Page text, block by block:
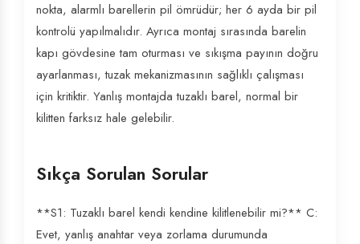
nokta, alarmlı barellerin pil ömrüdür; her 6 ayda bir pil
kontrolü yapılmalıdır. Ayrıca montaj sırasında barelin
kapı gövdesine tam oturması ve sıkışma payının doğru
ayarlanması, tuzak mekanizmasının sağlıklı çalışması
için kritiktir. Yanlış montajda tuzaklı barel, normal bir
kilitten farksız hale gelebilir.
Sıkça Sorulan Sorular
**S1: Tuzaklı barel kendi kendine kilitlenebilir mi?** C:
Evet, yanlış anahtar veya zorlama durumunda